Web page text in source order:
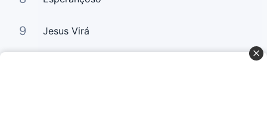
9 Jesus Virá